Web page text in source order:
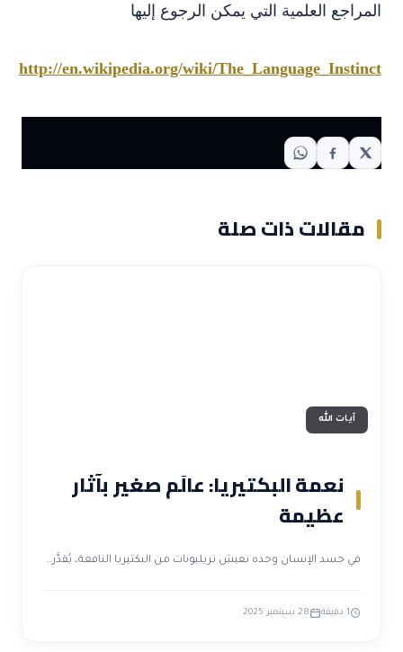
المراجع العلمية التي يمكن الرجوع إليها
http://en.wikipedia.org/wiki/The_Language_Instinct
مقالات ذات صلة
آيات الله
نعمة البكتيريا: عالَم صغير بآثار
عظيمة
في جسد الإنسان وحده تعيش تريليونات من البكتيريا النافعة، يُقدَّر…
1 دقيقة 28 سبتمبر 2025